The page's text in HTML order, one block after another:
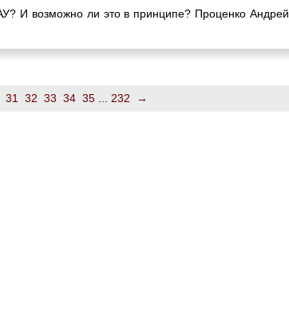
И возможно ли это в принципе? Проценко Андрей
31 32 33 34 35 232 →